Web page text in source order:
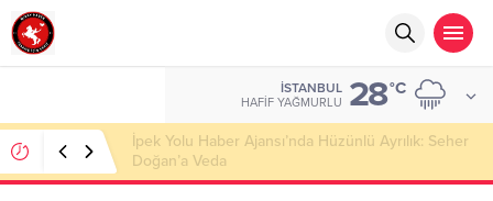
İSTANBUL
HAFIF YAĞMURLU 28°C
Başkan Nihat Öztürk, Şanahan’da Hacı Eryaman’a
Misafir Oldu